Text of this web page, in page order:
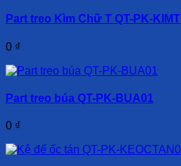
Part treo Kìm Chữ T QT-PK-KIMT
0 ₫
Part treo búa QT-PK-BUA01
0 ₫